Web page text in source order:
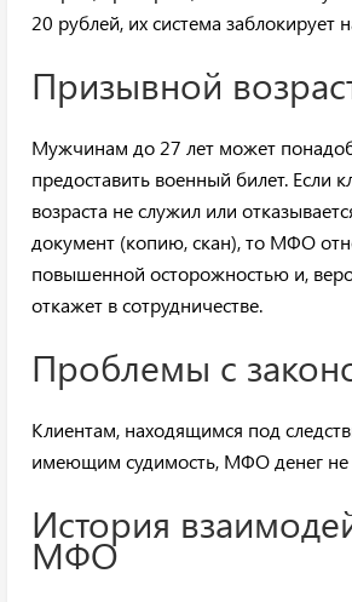
20 рублей, их система заблокирует
Призывной
Мужчинам до 27 лет может
предоставить военный билет. Если
возраста не служил или
документ (копию, скан), то МФО
повышенной осторожностью и,
откажет в сотрудничестве.
Проблемы с
Клиентам, находящимся под
имеющим судимость, МФО денег не
История
МФО